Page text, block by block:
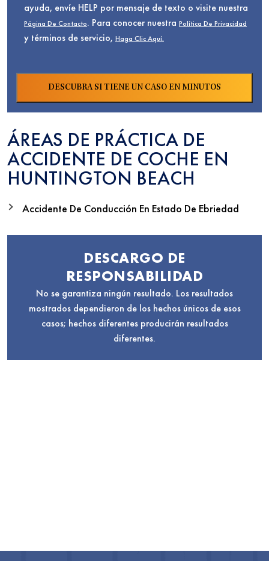
ayuda, envíe HELP por mensaje de texto o visite nuestra
Página De Contacto. Para conocer nuestra Política De Privacidad
y términos de servicio, Haga Clic Aquí.
ÁREAS DE PRÁCTICA DE
ACCIDENTE DE COCHE EN
HUNTINGTON BEACH
Accidente De Conducción En Estado De Ebriedad
DESCARGO DE
RESPONSABILIDAD
No se garantiza ningún resultado. Los resultados
mostrados dependieron de los hechos únicos de esos
casos; hechos diferentes producirán resultados
diferentes.